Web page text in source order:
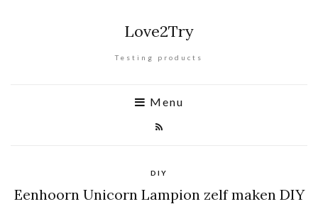
Love2Try
Testing products
Menu
DIY
Eenhoorn Unicorn Lampion zelf maken DIY